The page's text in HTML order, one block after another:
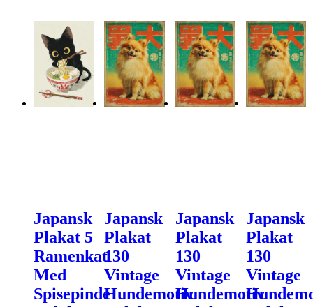
Japansk
Plakat 5
Ramenkat
Med
Spisepinde
Japansk
Plakat
130
Vintage
Hundemotiv
Japansk
Plakat
130
Vintage
Hundemotiv
Japansk
Plakat
130
Vintage